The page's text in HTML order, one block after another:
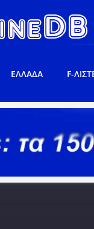
ΕΛΛΑΔΑ F-